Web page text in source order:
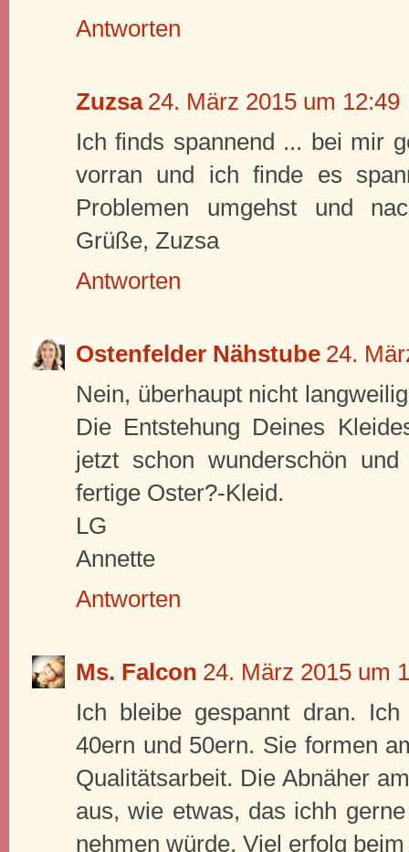
Antworten
Zuzsa 24. März 2015 um 12:49
Ich finds spannend ... bei mir
vorran und ich finde es
Problemen umgehst und
Grüße, Zuzsa
Antworten
Ostenfelder Nähstube 24.
Nein, überhaupt nicht
Die Entstehung Deines
jetzt schon wunderschön
fertige Oster?-Kleid.
LG
Annette
Antworten
Ms. Falcon 24. März 2015 um
Ich bleibe gespannt dran.
40ern und 50ern. Sie formen
Qualitätsarbeit. Die Abnäher
aus, wie etwas, das ichh
nehmen würde. Viel erfolg